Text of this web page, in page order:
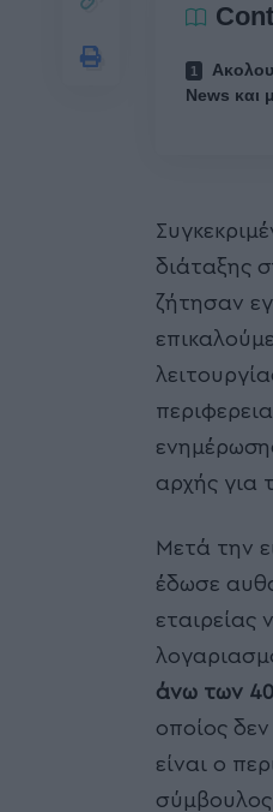
News και
διάταξης
ζήτησαν
αρχής για
Μετά την
έδωσε
εταιρείας
άνω των
οποίος
είναι ο